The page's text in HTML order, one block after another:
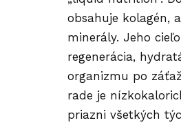
obsahuje kolagén,
minerály. Jeho
regenerácia,
organizmu po
rade je
priazni všetkých